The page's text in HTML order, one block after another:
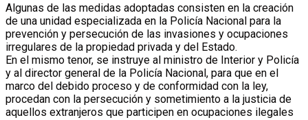
Algunas de las medidas adoptadas consisten en la creación
de una unidad especializada en la Policía Nacional para la
prevención y persecución de las invasiones y ocupaciones
irregulares de la propiedad privada y del Estado.
En el mismo tenor, se instruye al ministro de Interior y Policía
y al director general de la Policía Nacional, para que en el
marco del debido proceso y de conformidad con la ley,
procedan con la persecución y sometimiento a la justicia de
aquellos extranjeros que participen en ocupaciones ilegales